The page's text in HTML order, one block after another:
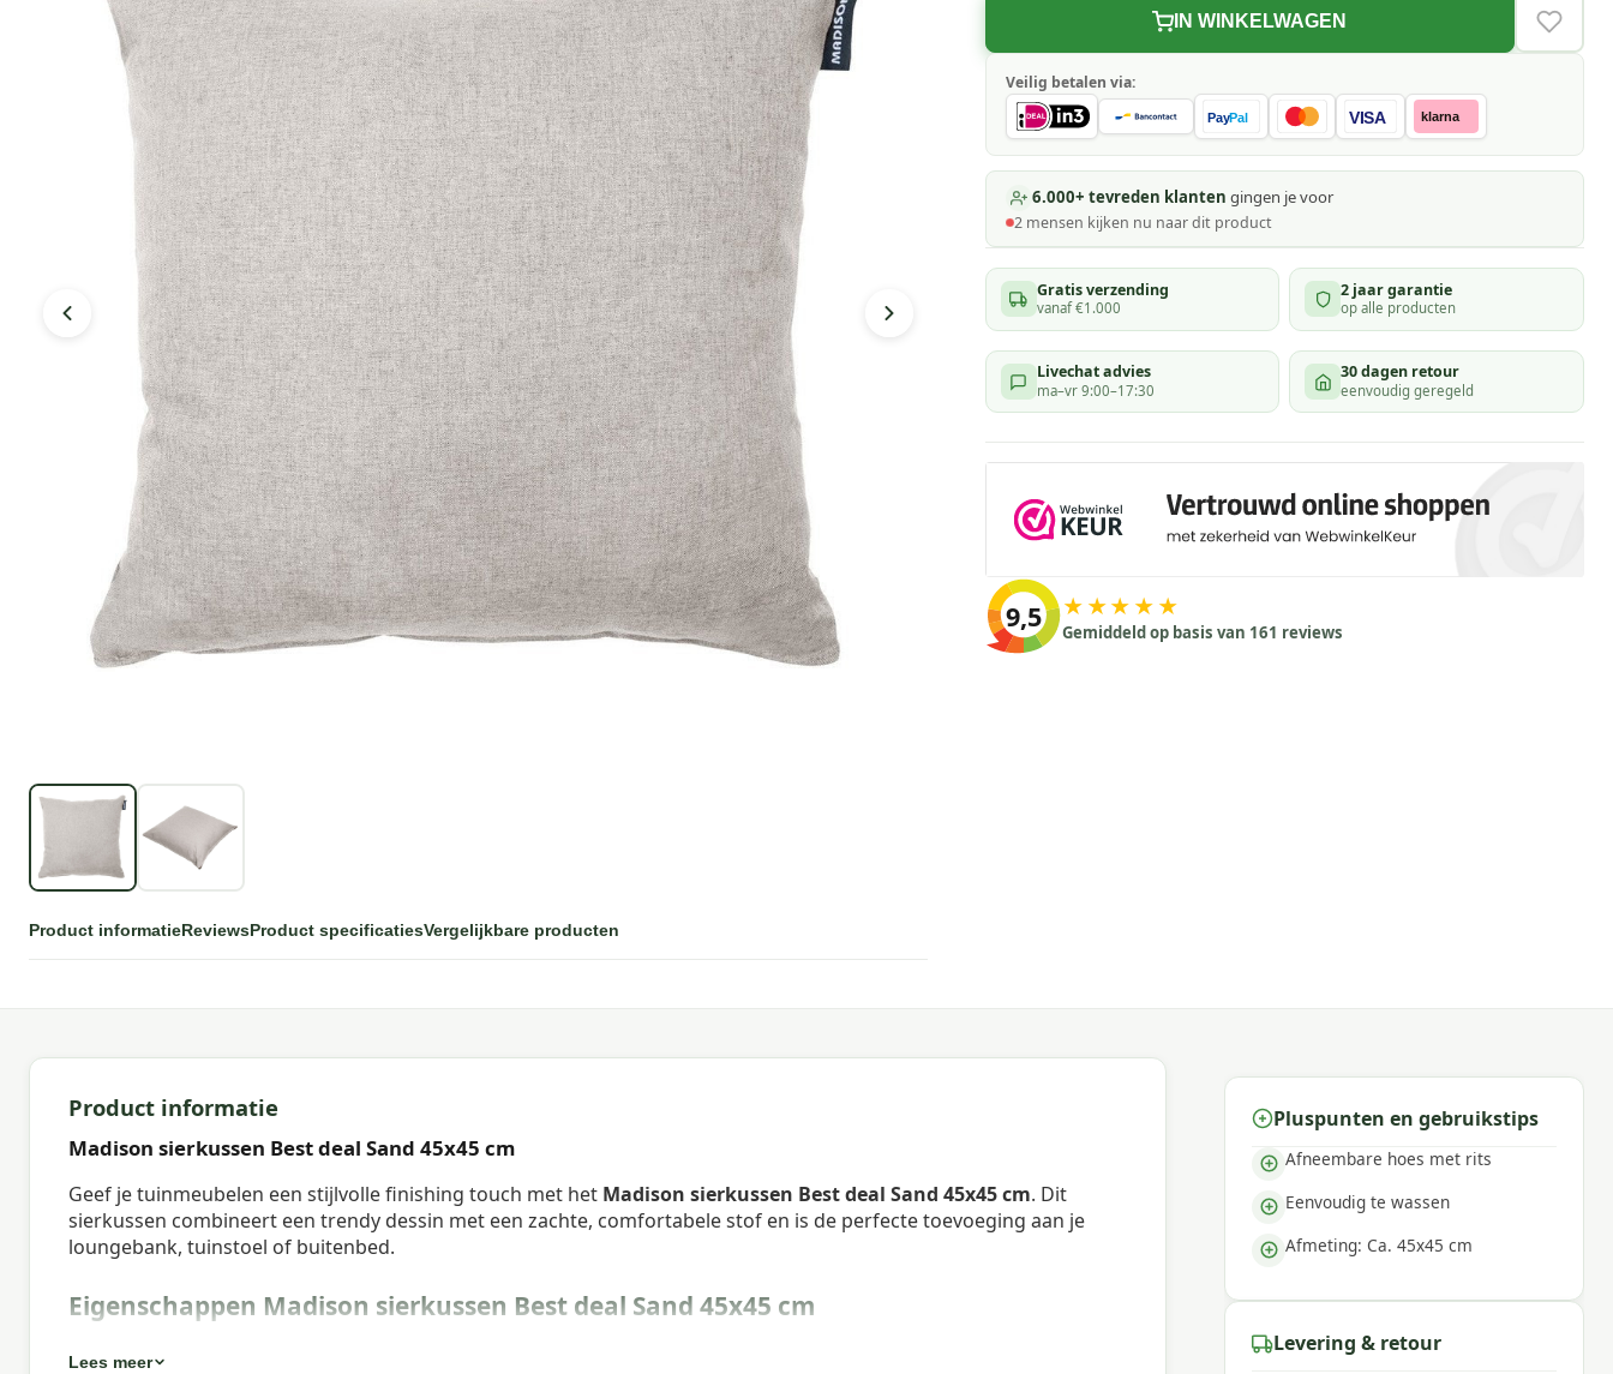
Product informatieReviewsProduct specificatiesVergelijkbare producten
IN WINKELWAGEN
Veilig betalen via:
PayPal VISA klarna
6.000+ tevreden klanten gingen je voor
2 mensen kijken nu naar dit product
Gratis verzending
vanaf €1.000
2 jaar garantie
op alle producten
Livechat advies
ma–vr 9:00–17:30
30 dagen retour
eenvoudig geregeld
9,5 ★★★★★
Gemiddeld op basis van 161 reviews
Product informatie
Madison sierkussen Best deal Sand 45x45 cm
Geef je tuinmeubelen een stijlvolle finishing touch met het Madison sierkussen Best deal Sand 45x45 cm. Dit
sierkussen combineert een trendy dessin met een zachte, comfortabele stof en is de perfecte toevoeging aan je
loungebank, tuinstoel of buitenbed.
Eigenschappen Madison sierkussen Best deal Sand 45x45 cm
Lees meer
Pluspunten en gebruikstips
Afneembare hoes met rits
Eenvoudig te wassen
Afmeting: Ca. 45x45 cm
Levering & retour